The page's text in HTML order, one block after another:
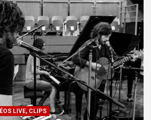
LIVE, CLIPS